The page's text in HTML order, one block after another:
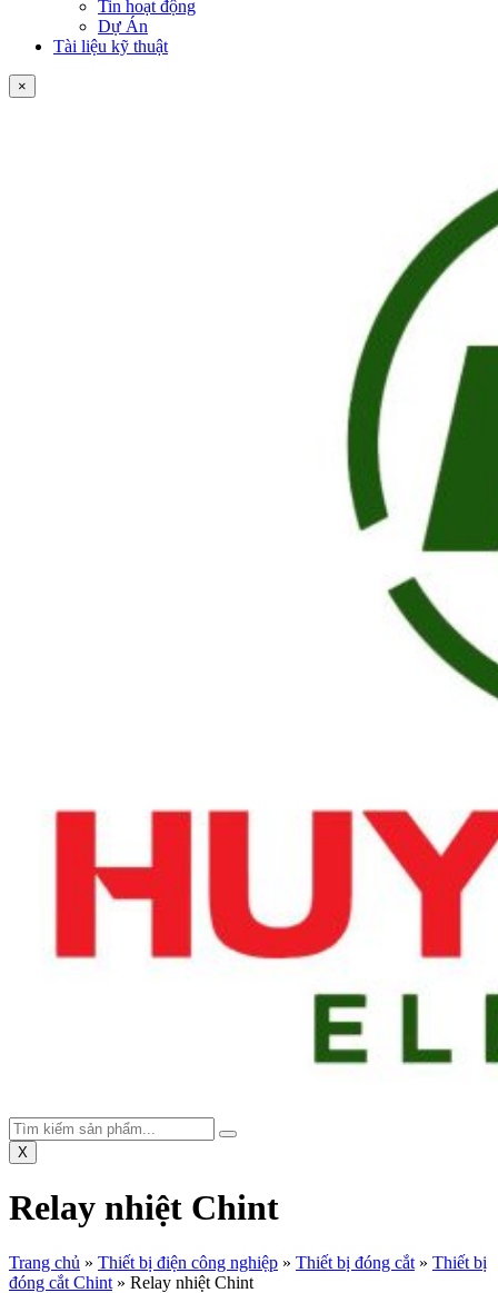
Tin hoạt động
Dự Án
Tài liệu kỹ thuật
×
X
Relay nhiệt Chint
Trang chủ » Thiết bị điện công nghiệp » Thiết bị đóng cắt » Thiết bị
đóng cắt Chint » Relay nhiệt Chint